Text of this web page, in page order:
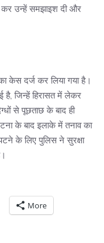
कर उन्हें समझाइश दी और
केस दर्ज कर लिया गया है।
है, जिन्हें हिरासत में लेकर
से पूछताछ के बाद ही
के बाद इलाके में तनाव का
के लिए पुलिस ने सुरक्षा
More